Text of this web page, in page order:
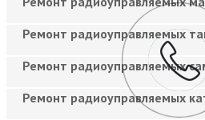
Ремонт радиоуправляемых
Ремонт радиоуправляемых
Ремонт радиоуправляемых